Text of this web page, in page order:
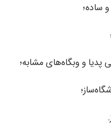
ساده؛
و وبگاه‌های مشابه؛